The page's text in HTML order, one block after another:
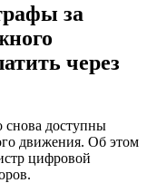
за
через
снова доступны
движения. Об этом
цифровой